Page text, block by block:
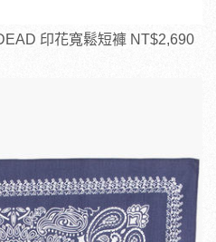
印花寬鬆短褲 NT$2,690